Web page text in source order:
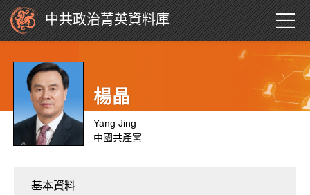
中共政治菁英資料庫
楊晶
Yang Jing
中國共產黨
基本資料